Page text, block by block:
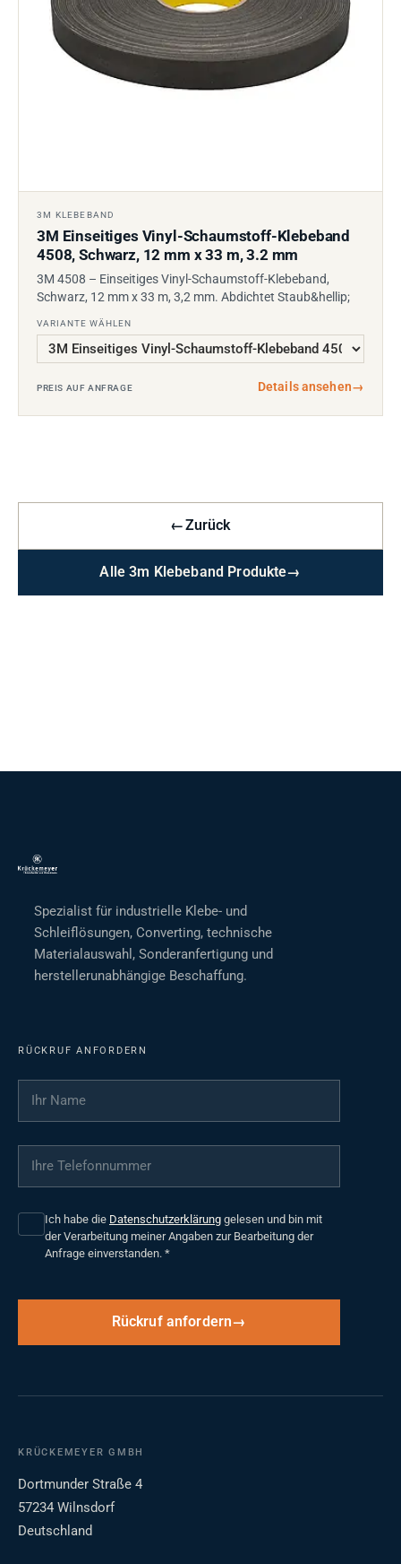
3M KLEBEBAND
3M Einseitiges Vinyl-Schaumstoff-Klebeband
4508, Schwarz, 12 mm x 33 m, 3.2 mm
3M 4508 – Einseitiges Vinyl-Schaumstoff-Klebeband,
Schwarz, 12 mm x 33 m, 3,2 mm. Abdichtet Staub&hellip;
VARIANTE WÄHLEN
PREIS AUF ANFRAGE Details ansehen→
←Zurück
Alle 3m Klebeband Produkte→
Spezialist für industrielle Klebe- und
Schleiflösungen, Converting, technische
Materialauswahl, Sonderanfertigung und
herstellerunabhängige Beschaffung.
RÜCKRUF ANFORDERN
Ihr Name
Ihre Telefonnummer
Ich habe die Datenschutzerklärung gelesen und bin mit
der Verarbeitung meiner Angaben zur Bearbeitung der
Anfrage einverstanden. *
Rückruf anfordern
KRÜCKEMEYER GMBH
Dortmunder Straße 4
57234 Wilnsdorf
Deutschland